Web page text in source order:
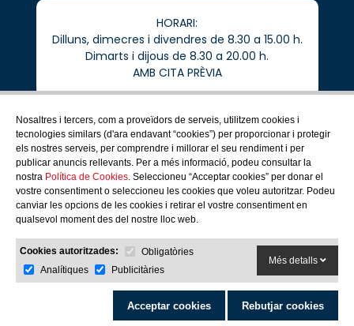
Nosaltres i tercers, com a proveïdors de serveis, utilitzem cookies i
tecnologies similars (d'ara endavant “cookies”) per proporcionar i protegir
els nostres serveis, per comprendre i millorar el seu rendiment i per
publicar anuncis rellevants. Per a més informació, podeu consultar la
nostra Política de Cookies. Seleccioneu “Acceptar cookies” per donar el
vostre consentiment o seleccioneu les cookies que voleu autoritzar. Podeu
canviar les opcions de les cookies i retirar el vostre consentiment en
qualsevol moment des del nostre lloc web.
Cookies autoritzades:
Obligatòries
Analítiques
Publicitàries
Més detalls
Acceptar cookies Rebutjar cookies
HORARI:
Dilluns, dimecres i divendres de 8.30 a 15.00 h.
Dimarts i dijous de 8.30 a 20.00 h.
AMB CITA PRÈVIA
COMG
COL·LEGIATS
SERVEIS PROFESSIONALS
COMUNICACIÓ
CIUTADANIA
COL·LABORADORS